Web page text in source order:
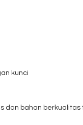
kunci
dan bahan